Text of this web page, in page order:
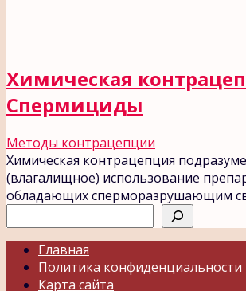
Химическая
Спермициды
Методы контрацепции
Химическая контрацепция
(влагалищное) использование
обладающих сперморазрушающим
Главная
Политика конфиденциальности
Карта сайта